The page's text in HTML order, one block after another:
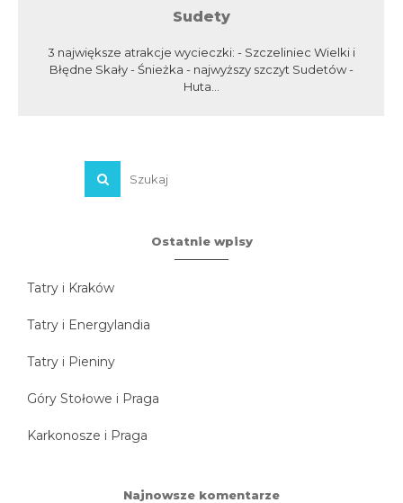
Sudety
3 największe atrakcje wycieczki: - Szczeliniec Wielki i
Błędne Skały - Śnieżka - najwyższy szczyt Sudetów -
Huta...
Ostatnie wpisy
Tatry i Kraków
Tatry i Energylandia
Tatry i Pieniny
Góry Stołowe i Praga
Karkonosze i Praga
Najnowsze komentarze